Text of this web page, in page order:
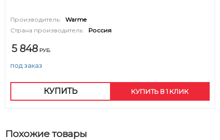
Производитель:
Warme
Страна производитель:
Россия
5 848 РУБ.
под заказ
КУПИТЬ КУПИТЬ В 1 КЛИК
Похожие товары